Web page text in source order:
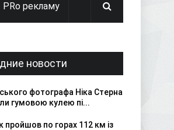
PRo рекламу
новости
фотографа Ніка Стерна
гумовою кулею пі...
пройшов по горах 112 км із